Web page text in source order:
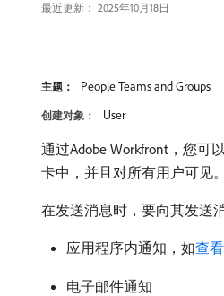
最近更新： 2025年10月18日
主题： People Teams and Groups
创建对象： User
通过Adobe Workfront，您
卡中，并且对所有用户可见
在发送消息时，要向其发送
应用程序内通知，如查
电子邮件通知